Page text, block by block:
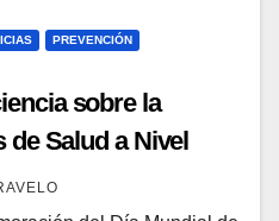
PREVENCIÓN
sobre la
de Salud a Nivel